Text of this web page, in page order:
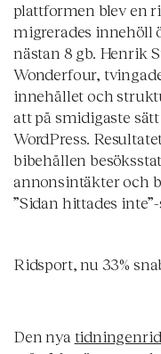
plattformen blev en
migrerades innehöll
nästan 8 gb. Henrik
Wonderfour,
innehållet och
att på smidigaste
WordPress.
bibehållen
annonsintäkter och
”Sidan hittades
Ridsport, nu 33%
Den nya